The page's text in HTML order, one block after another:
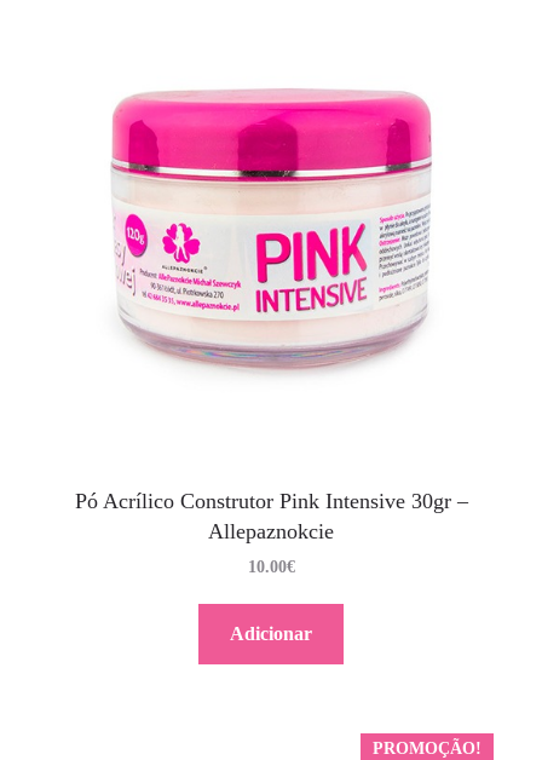
Pó Acrílico Construtor Pink Intensive 30gr –
Allepaznokcie
10.00€
Adicionar
PROMOÇÃO!